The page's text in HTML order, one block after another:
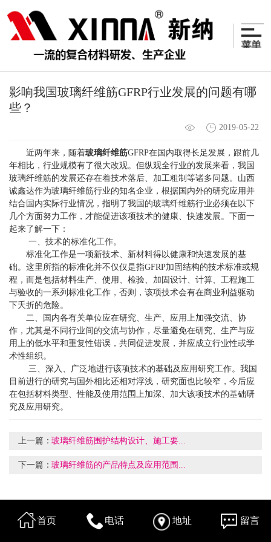
影响我国玻璃纤维筋GFRP行业发展的问题有哪
些？
2019-05-22
近两年来，随着玻璃纤维筋GFRP在国内取得长足发展，跟前几
年相比，行业规模有了很大改观。但纵观全行业的发展来看，我国
玻璃纤维筋的发展还存在着技术落后、加工粗制等诸多问题。山西
诚鑫达作为玻璃纤维筋行业的知名企业，根据国内外的研究应用并
结合国内实际行业情况，指明了我国的玻璃纤维筋行业必须在以下
几个方面努力工作，才能促进该项技术的健康、快速发展。下面一
起来了解一下：
一、技术的标准化工作。
标准化工作是一项新技术、新材料得以健康和快速发展的基
础。这里所指的标准化并不仅仅是指GFRP加固结构的技术标准或规
程，而是包括材料生产、使用、检验、加固设计、计算、工程施工
与验收的一系列标准化工作，否则，该项技术会有在商业利益驱动
下夭折的危险。
二、国内各有关单位应在研究、生产、应用上加强交流、协
作，尤其是不同行业间的交流与协作，尽量避免在研究、生产与应
用上的低水平和重复性错误，共同促进发展，并应成立行业性或学
术性组织。
三、深入、广泛地进行该项技术的基础及应用研究工作。我国
目前进行的研究与国外相比还相对浮浅，研究面也比较窄，今后应
在包括材料类型、性能及使用范围上加深、加大该项技术的基础研
究及应用研究。
上一篇：玻璃纤维筋围护结构设计、施工要...
下一篇：玻璃纤维筋的产品特点及应用范围...
首页 电话 地址 留言